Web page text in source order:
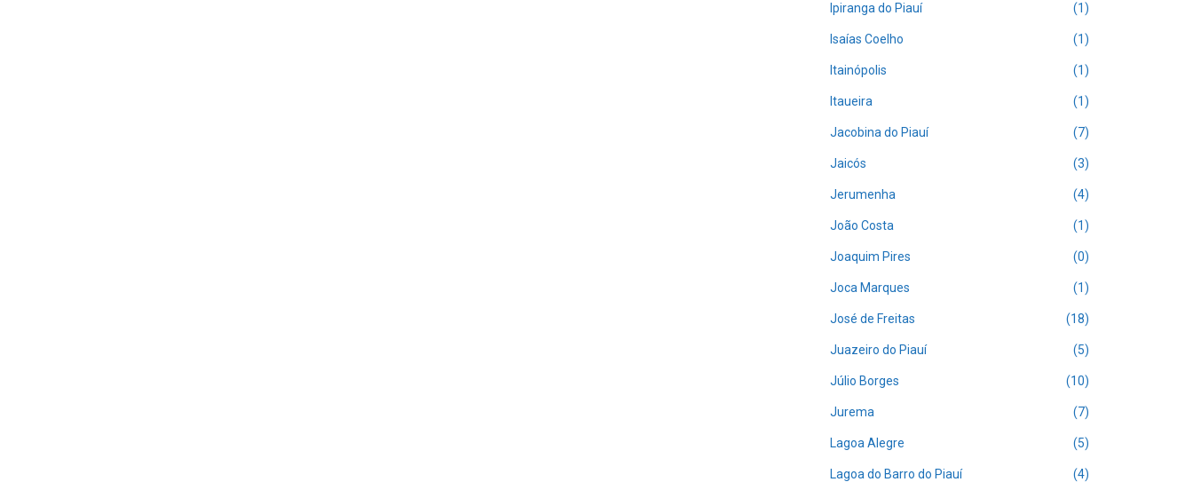
Ipiranga do Piauí (1)
Isaías Coelho (1)
Itainópolis (1)
Itaueira (1)
Jacobina do Piauí (7)
Jaicós (3)
Jerumenha (4)
João Costa (1)
Joaquim Pires (0)
Joca Marques (1)
José de Freitas (18)
Juazeiro do Piauí (5)
Júlio Borges (10)
Jurema (7)
Lagoa Alegre (5)
Lagoa do Barro do Piauí (4)